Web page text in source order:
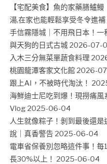
【宅配美食】魚的家藥膳鱸
湯,在家也能輕鬆享受冬令進補
手信霧隱城｜不用飛日本！
與天狗的日式古城 2026-07-
入木三分無菜單蔬食料理
桃園龍潭客家文化館 2026-
跟上AI，不被時代淘汰！
海鮮迪士尼吃到爆！現撈痛
Vlog 2025-06-04
人生就像粽子！剝到最後還
說｜真香警告 2025-06-04
電車省保養別忽略這件事！
長30%以上！ 2025-06-04